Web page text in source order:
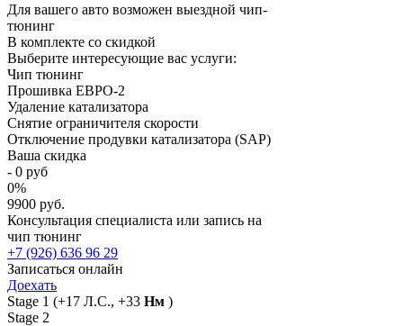
Для вашего авто возможен выездной чип-
тюнинг
В комплекте со скидкой
Выберите интересующие вас услуги:
Чип тюнинг
Прошивка ЕВРО-2
Удаление катализатора
Снятие ограничителя скорости
Отключение продувки катализатора (SAP)
Ваша скидка
- 0 руб
0%
9900 руб.
Консультация специалиста или запись на
чип тюнинг
+7 (926) 636 96 29
Записаться онлайн
Доехать
Stage 1 (+17 Л.С., +33 Нм )
Stage 2